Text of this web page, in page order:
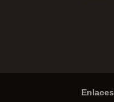
Enlaces